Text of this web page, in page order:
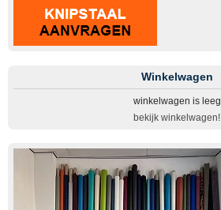
Winkelwagen
winkelwagen is leeg
bekijk winkelwagen!